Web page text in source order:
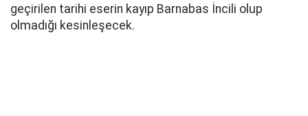
geçirilen tarihi eserin kayıp Barnabas İncili olup
olmadığı kesinleşecek.